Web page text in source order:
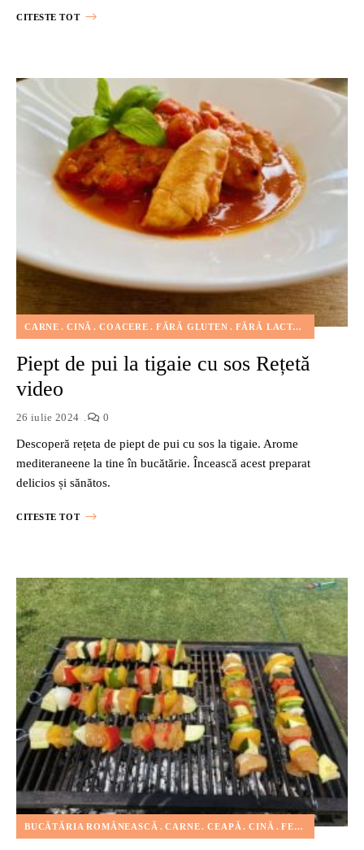
CITESTE TOT
CARNE CINĂ COACERE FĂRĂ GLUTEN FĂRĂ LACTATE FĂRĂ
Piept de pui la tigaie cu sos Rețetă
video
26 iulie 2024 0
Descoperă rețeta de piept de pui cu sos la tigaie. Arome
mediteraneene la tine în bucătărie. Încească acest preparat
delicios și sănătos.
CITESTE TOT
BUCĂTĂRIA ROMÂNEASCĂ CARNE CEAPĂ CINĂ FEL PRINCIPAL